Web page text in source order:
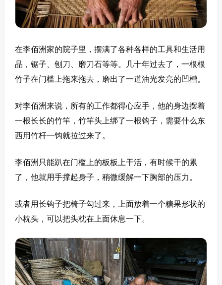
在李佰洲家的院子里，摆满了各种各样的工具和生活用
品，锯子、刨刀、磨刀石等等。几十年过去了，一根根
竹子在门槛上拖来拖去，磨出了一道油光发亮的凹槽。
对李佰洲来说，所有的工作都得心应手，他的身边摆着
一根长长的竹竿，竹竿头上绑了一根钩子，需要什么东
西用竹杆一钩就拉过来了。
李佰洲只能趴在门槛上的板板上干活，有时候干的累
了，他就用手撑起身子，稍微缓解一下胸部的压力。
或者用长钩子把椅子勾过来，上面放着一个糖果形状的
小枕头，可以把头枕在上面休息一下。